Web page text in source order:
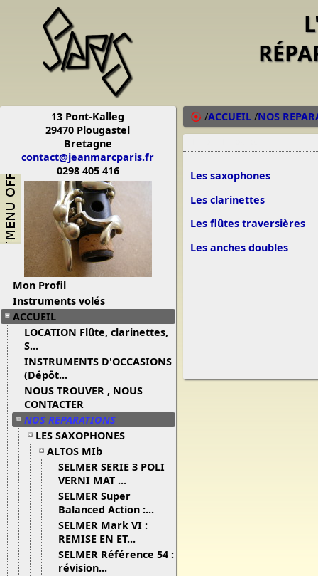
13 Pont-Kalleg
29470 Plougastel
Bretagne
contact@jeanmarcparis.fr
0298 405 416
Mon Profil
Instruments volés
ACCUEIL
LOCATION Flûte, clarinettes,
S...
INSTRUMENTS D'OCCASIONS
(Dépôt...
NOUS TROUVER , NOUS
CONTACTER
NOS REPARATIONS
LES SAXOPHONES
ALTOS MIb
SELMER SERIE 3 POLI
VERNI MAT ...
SELMER Super
Balanced Action :...
SELMER Mark VI :
REMISE EN ET...
SELMER Référence 54 :
révision...
/ACCUEIL /NOS
Les saxophones
Les clarinettes
Les flûtes traversières
Les anches doubles